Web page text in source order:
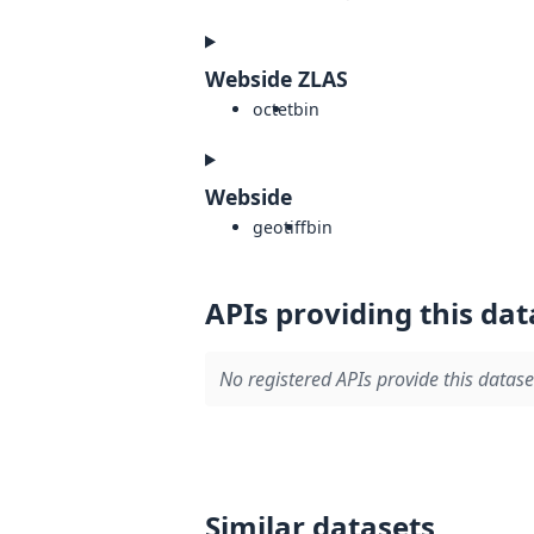
Webside ZLAS
octetbin
Webside
geotiffbin
APIs providing this
No registered APIs provide this
Similar datasets